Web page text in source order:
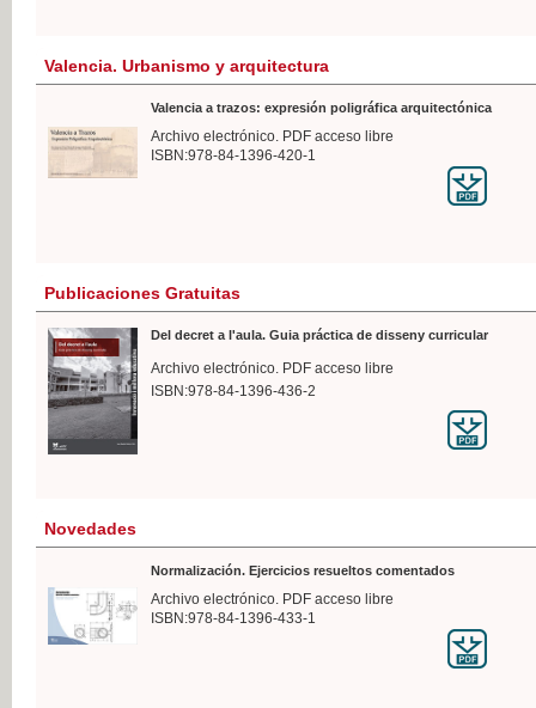
Valencia. Urbanismo y arquitectura
Valencia a trazos: expresión poligráfica arquitectónica
Archivo electrónico. PDF acceso libre
ISBN:978-84-1396-420-1
Publicaciones Gratuitas
Del decret a l'aula. Guia práctica de disseny curricular
Archivo electrónico. PDF acceso libre
ISBN:978-84-1396-436-2
Novedades
Normalización. Ejercicios resueltos comentados
Archivo electrónico. PDF acceso libre
ISBN:978-84-1396-433-1